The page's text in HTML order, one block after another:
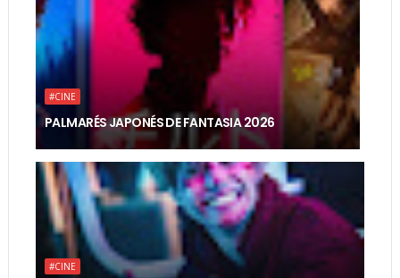
#CINE
PALMARÉS JAPONÉS DE FANTASIA 2026
#CINE